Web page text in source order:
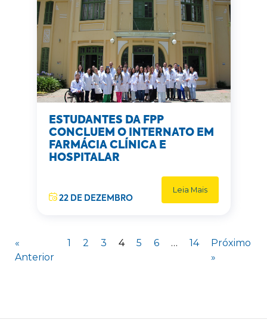
ESTUDANTES DA FPP
CONCLUEM O INTERNATO EM
FARMÁCIA CLÍNICA E
HOSPITALAR
22 DE DEZEMBRO
Leia Mais
«
Anterior
1 2 3 4 5 6 … 14
Próximo
»